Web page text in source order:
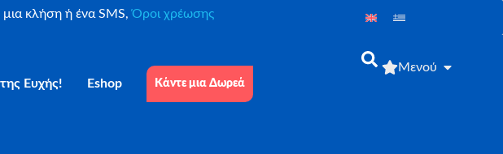
μια κλήση ή ένα SMS,Όροι χρέωσης
Ευχής! Eshop Κάντε μια Δωρεά
Μενού